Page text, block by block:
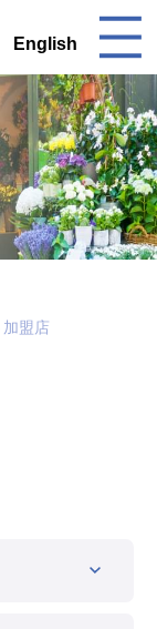
English
盟店